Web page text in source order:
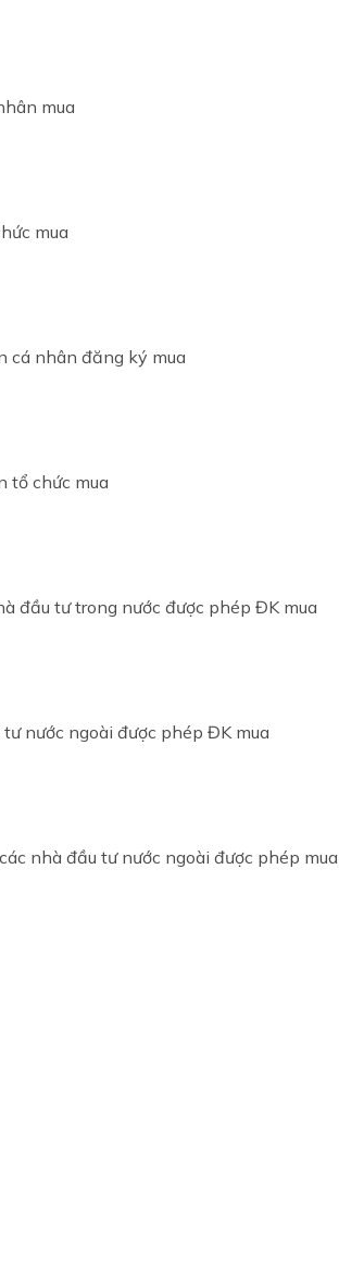
mua
mua
cá nhân đăng ký mua
tổ chức mua
đầu tư trong nước được phép ĐK mua
nước ngoài được phép ĐK mua
nhà đầu tư nước ngoài được phép mua